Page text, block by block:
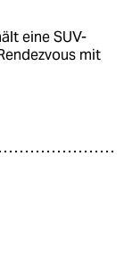
eine SUV-
mit